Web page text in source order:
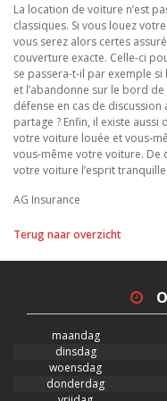
La location de voiture n’est
classiques. Si vous louez
vous serez alors certes
couverture exacte. Celle-ci
se passera-t-il par exemple
et l’abandonne sur le bord
défense en cas de
partage ? Enfin, il existe
votre voiture louée et vous-
vous-même votre voiture.
votre voiture l’esprit tranquille.
AG Insurance
Terug naar overzicht
maandag
dinsdag
woensdag
donderdag